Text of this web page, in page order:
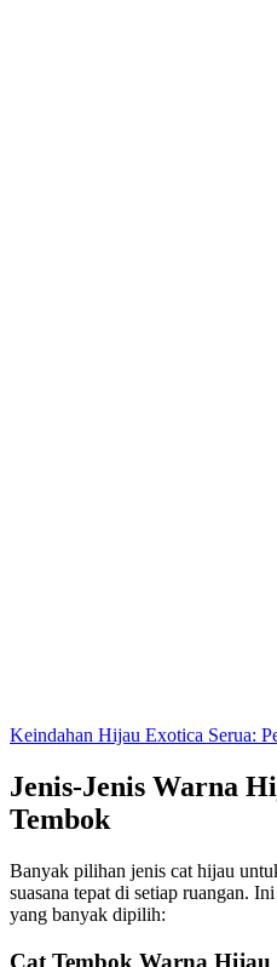
Keindahan Hijau Exotica Serua:
Jenis-Jenis Warna
Tembok
Banyak pilihan jenis cat hijau
suasana tepat di setiap ruangan.
yang banyak dipilih:
Cat Tembok Warna Hijau